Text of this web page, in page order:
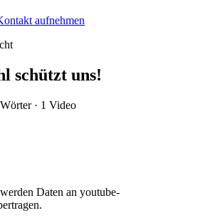
aufnehmen
schützt uns!
· 1 Video
Daten an youtube-